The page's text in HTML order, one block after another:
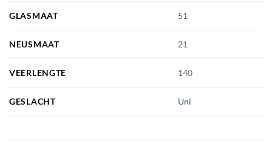
GLASMAAT 51
NEUSMAAT 21
VEERLENGTE 140
GESLACHT Uni